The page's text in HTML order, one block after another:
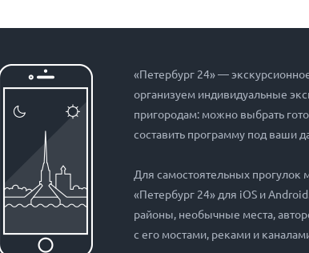
«Петербург 24» —
организуем индивидуальные
пригородам: можно выбрать
составить программу под ваши
Для самостоятельных
«Петербург 24» для iOS и
районы, необычные места,
с его мостами, реками и